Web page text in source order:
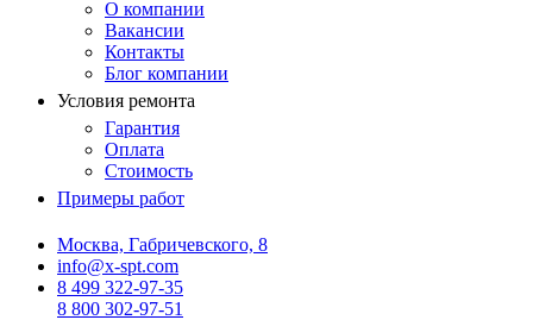
О компании
Вакансии
Контакты
Блог компании
Условия ремонта
Гарантия
Оплата
Стоимость
Примеры работ
Москва, Габричевского, 8
info@x-spt.com
8 499 322-97-35
8 800 302-97-51